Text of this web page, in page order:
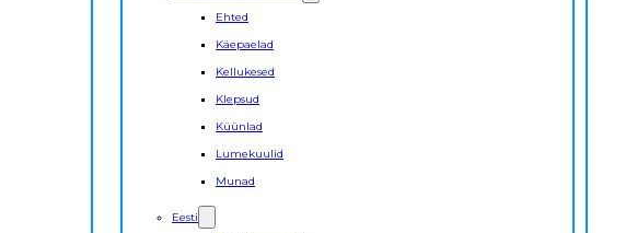
Ehted
Käepaelad
Kellukesed
Klepsud
Küünlad
Lumekuulid
Munad
Eesti